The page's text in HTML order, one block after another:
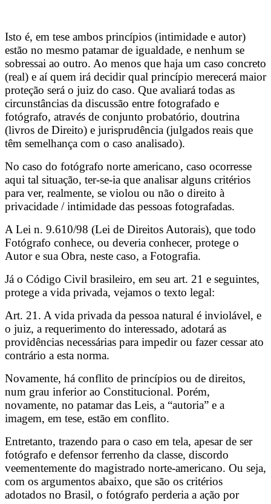
Isto é, em tese ambos princípios (intimidade e autor)
estão no mesmo patamar de igualdade, e nenhum se
sobressai ao outro. Ao menos que haja um caso concreto
(real) e aí quem irá decidir qual princípio merecerá maior
proteção será o juiz do caso. Que avaliará todas as
circunstâncias da discussão entre fotografado e
fotógrafo, através de conjunto probatório, doutrina
(livros de Direito) e jurisprudência (julgados reais que
têm semelhança com o caso analisado).
No caso do fotógrafo norte americano, caso ocorresse
aqui tal situação, ter-se-ia que analisar alguns critérios
para ver, realmente, se violou ou não o direito à
privacidade / intimidade das pessoas fotografadas.
A Lei n. 9.610/98 (Lei de Direitos Autorais), que todo
Fotógrafo conhece, ou deveria conhecer, protege o
Autor e sua Obra, neste caso, a Fotografia.
Já o Código Civil brasileiro, em seu art. 21 e seguintes,
protege a vida privada, vejamos o texto legal:
Art. 21. A vida privada da pessoa natural é inviolável, e
o juiz, a requerimento do interessado, adotará as
providências necessárias para impedir ou fazer cessar ato
contrário a esta norma.
Novamente, há conflito de princípios ou de direitos,
num grau inferior ao Constitucional. Porém,
novamente, no patamar das Leis, a “autoria” e a
imagem, em tese, estão em conflito.
Entretanto, trazendo para o caso em tela, apesar de ser
fotógrafo e defensor ferrenho da classe, discordo
veementemente do magistrado norte-americano. Ou seja,
com os argumentos abaixo, que são os critérios
adotados no Brasil, o fotógrafo perderia a ação por